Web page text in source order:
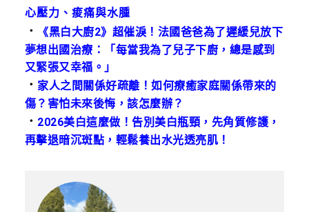
心壓力、痠痛與水腫
．
《黑白大廚2》超催淚！法國爸爸為了遲緩兒放下
夢想出國治療：「每當我為了兒子下廚，總是感到
又緊張又幸福。」
． 家人之間關係好疏離！如何療癒家庭關係帶來的
傷？害怕未來後悔，該怎麼辦？
． 2026美白這麼做！告別美白瓶頸，先角質修護，
再擊退暗沉斑點，輕鬆養出水光透亮肌！